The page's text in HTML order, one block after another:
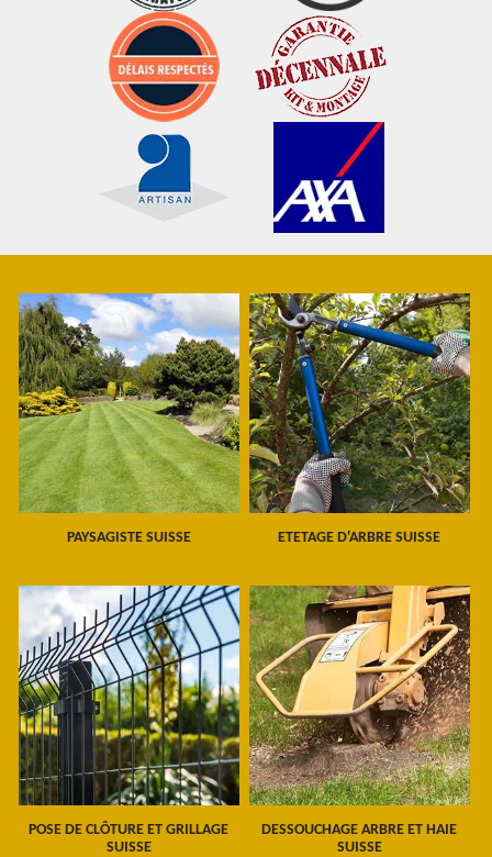
PAYSAGISTE SUISSE ETETAGE D'ARBRE SUISSE
POSE DE CLÔTURE ET GRILLAGE
SUISSE
DESSOUCHAGE ARBRE ET HAIE
SUISSE